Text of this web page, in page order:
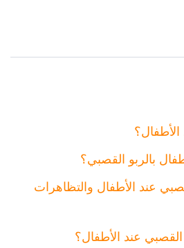
بالربو القصبي؟
عند الأطفال والتظاهرات
عند الأطفال؟